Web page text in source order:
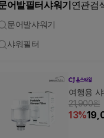
어발필터샤워기 연관검
문어발샤워기
샤워필터
여행용
21,900원
13%